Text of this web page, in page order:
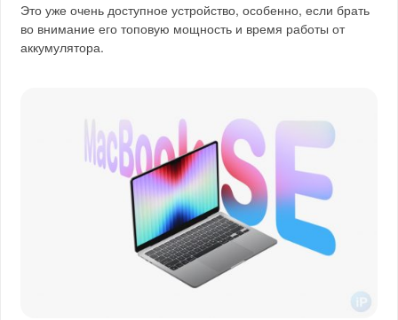
Это уже очень доступное устройство, особенно, если брать
во внимание его топовую мощность и время работы от
аккумулятора.